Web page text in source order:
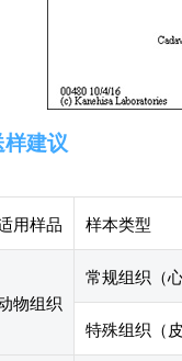
建议
用样品 样本类型
物组织
常规组织（
特殊组织（